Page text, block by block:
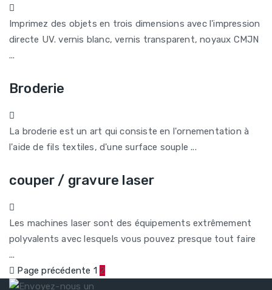
Imprimez des objets en trois dimensions avec l'impression
directe UV. vernis blanc, vernis transparent, noyaux CMJN
...
Broderie
La broderie est un art qui consiste en l'ornementation à
l'aide de fils textiles, d'une surface souple ...
couper / gravure laser
Les machines laser sont des équipements extrêmement
polyvalents avec lesquels vous pouvez presque tout faire
...
Page précédente 1 2